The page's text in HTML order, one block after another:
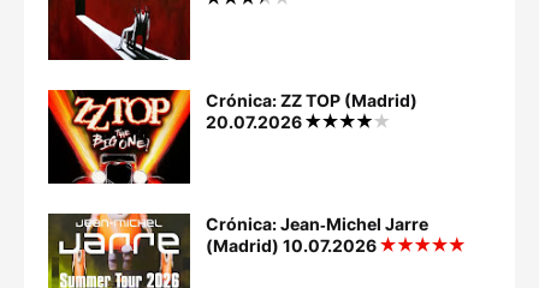
Crónica: ZZ TOP (Madrid)
20.07.2026
Crónica: Jean‐Michel Jarre
(Madrid) 10.07.2026